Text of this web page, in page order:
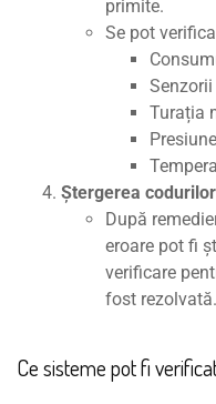
primite.
Se pot
Turația
Ștergerea
După
eroare pot fi
verificare
fost rezolvată.
Ce sisteme pot fi